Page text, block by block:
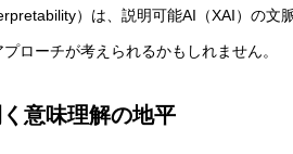
）は、説明可能AI（XAI）の
ローチが考えられるかもしれません。
意味理解の地平